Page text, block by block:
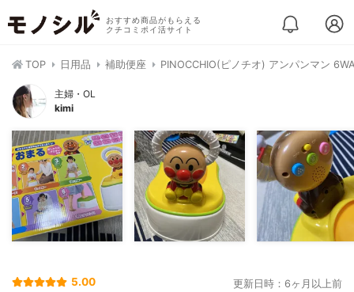
おすすめ商品がもらえる
クチコミポイ活サイト
TOP 日用品 補助便座 PINOCCHIO(ピノチオ) アンパンマン
主婦・OL
kimi
5.00 更新日時：6ヶ月以上前